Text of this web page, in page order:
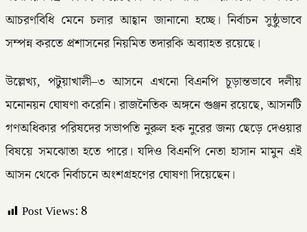
আচরণবিধি মেনে চলার আহ্বান জানানো হচ্ছে। নির্বাচন সুষ্ঠুভাবে
সম্পন্ন করতে প্রশাসনের নিয়মিত তদারকি অব্যাহত রয়েছে।
উল্লেখ্য, পটুয়াখালী–৩ আসনে এখনো বিএনপি চূড়ান্তভাবে দলীয়
মনোনয়ন ঘোষণা করেনি। রাজনৈতিক অঙ্গনে গুঞ্জন রয়েছে, আসনটি
গণঅধিকার পরিষদের সভাপতি নুরুল হক নুরের জন্য ছেড়ে দেওয়ার
বিষয়ে সমঝোতা হতে পারে। যদিও বিএনপি নেতা হাসান মামুন এই
আসন থেকে নির্বাচনে অংশগ্রহণের ঘোষণা দিয়েছেন।
Post Views:8